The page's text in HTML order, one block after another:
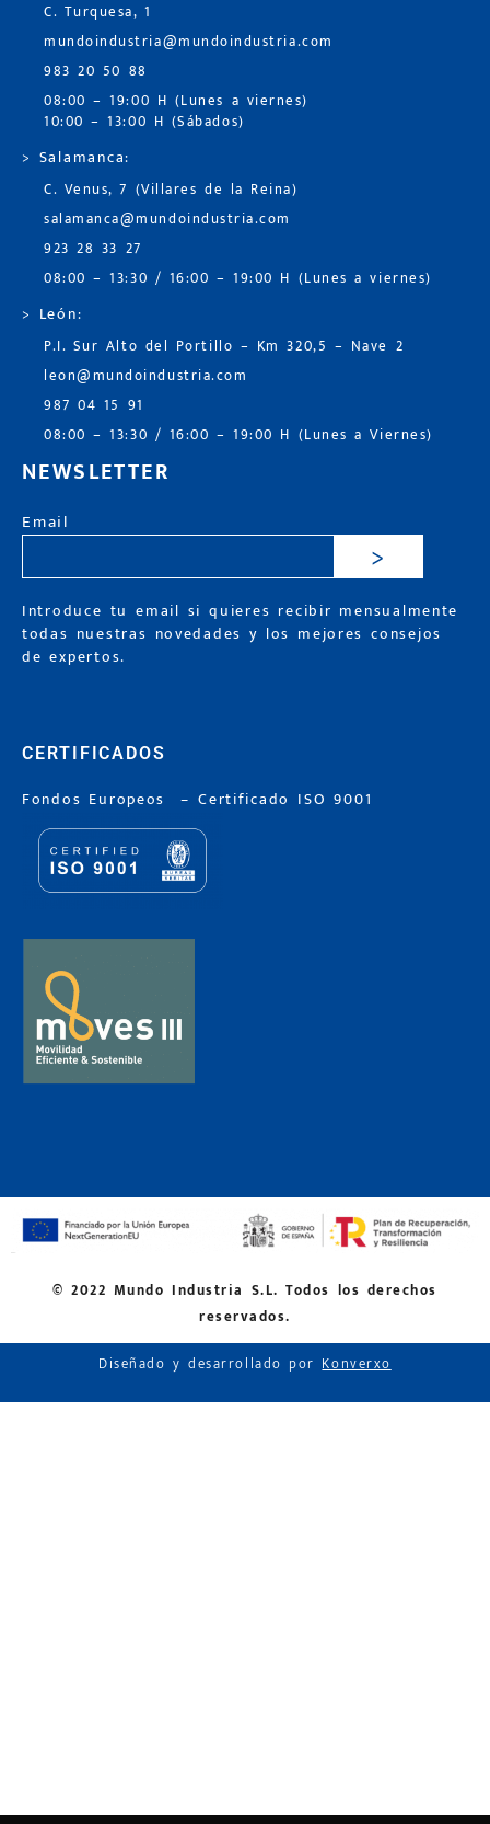
C. Turquesa, 1
mundoindustria@mundoindustria.com
983 20 50 88
08:00 – 19:00 H (Lunes a viernes)
10:00 – 13:00 H (Sábados)
> Salamanca:
C. Venus, 7 (Villares de la Reina)
salamanca@mundoindustria.com
923 28 33 27
08:00 – 13:30 / 16:00 – 19:00 H (Lunes a viernes)
> León:
P.I. Sur Alto del Portillo – Km 320,5 – Nave 2
leon@mundoindustria.com
987 04 15 91
08:00 – 13:30 / 16:00 – 19:00 H (Lunes a Viernes)
NEWSLETTER
Email
>
Introduce tu email si quieres recibir mensualmente
todas nuestras novedades y los mejores consejos
de expertos.
CERTIFICADOS
Fondos Europeos –Certificado ISO 9001
© 2022 Mundo Industria S.L. Todos los derechos
reservados.
Diseñado y desarrollado porKonverxo